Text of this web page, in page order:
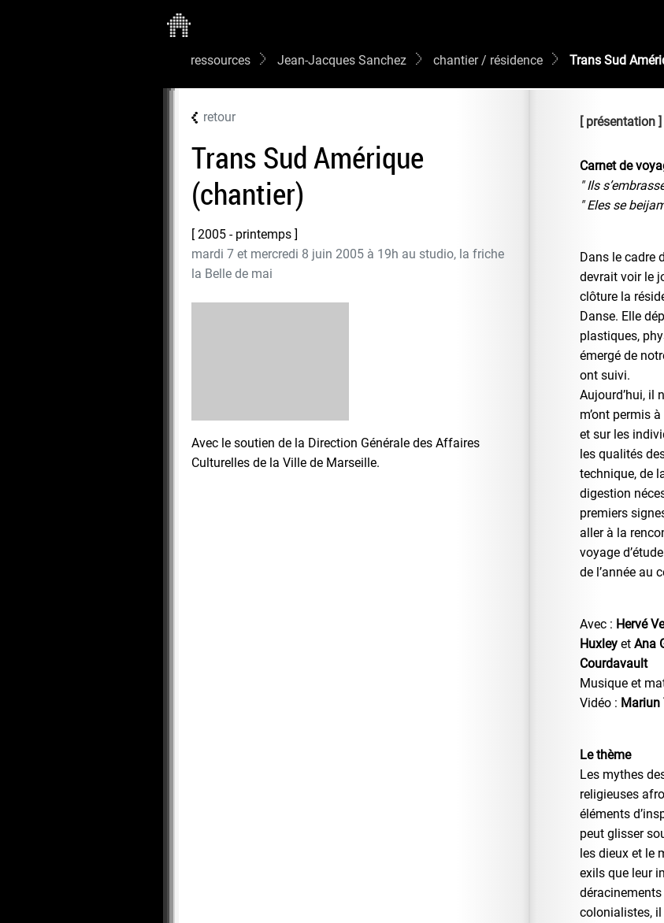
ressources Jean-Jacques Sanchez chantier / résidence Trans Sud
retour
Trans Sud Amérique
(chantier)
2005 - printemps
mardi 7 et mercredi 8 juin 2005 à 19h au studio, la friche
la Belle de mai
Avec le soutien de la Direction Générale des Affaires
Culturelles de la Ville de Marseille.
présentation
Carnet de
" Ils
" Eles se
Dans le cadre
devrait voir le
clôture la
Danse. Elle
plastiques,
émergé de
ont suivi.
Aujourd’hui, il
m’ont permis
et sur les
les qualités
technique, de
digestion
premiers
aller à la
voyage
de l’année au
Avec : Hervé
Huxley et Ana
Courdavault
Musique et
Vidéo : Mariun
Le thème
Les mythes
religieuses
éléments
peut glisser
les dieux et le
exils que leur
colonialistes, il